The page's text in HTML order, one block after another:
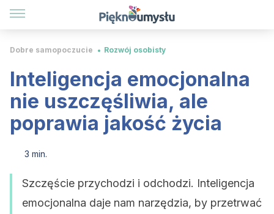
Dobre samopoczucie Rozwój osobisty
Inteligencja emocjonalna
nie uszczęśliwia, ale
poprawia jakość życia
3 min.
Szczęście przychodzi i odchodzi. Inteligencja
emocjonalna daje nam narzędzia, by przetrwać